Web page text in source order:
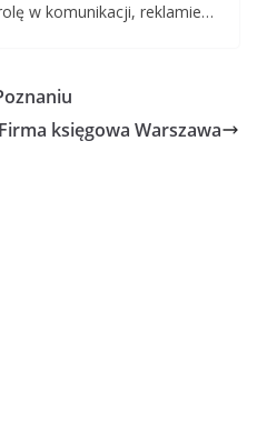
w komunikacji, reklamie…
Firma księgowa Warszawa